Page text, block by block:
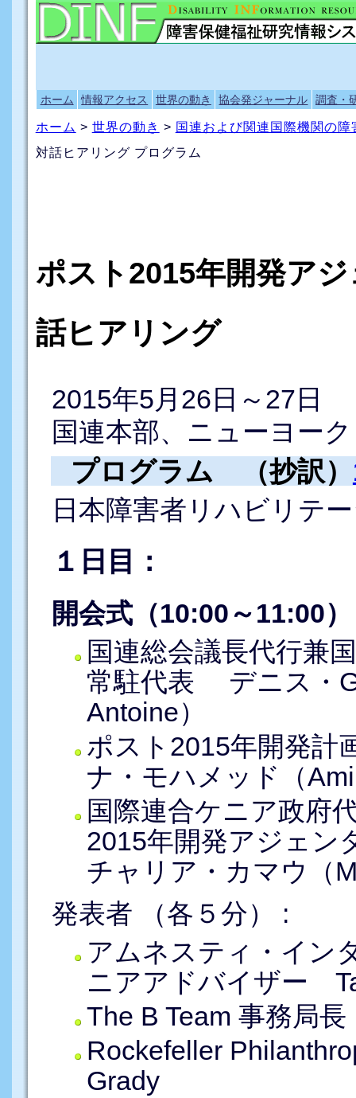
ホーム 情報アクセス 世界の動き 協会発ジャーナル 調査・
ホーム > 世界の動き > 国連および関連国際機関の
対話ヒアリング プログラム
ポスト2015年開発ア
話ヒアリング
2015年5月26日～27日
国連本部、ニューヨーク
プログラム （抄訳）
日本障害者リハビリテ
１日目：
開会式（10:00～11:00）
国連総会議長代行兼
常駐代表 デニス・
Antoine）
ポスト2015年開発
ナ・モハメッド（
国際連合ケニア政府
2015年開発アジェ
チャリア・カマウ（
発表者 （各５分） :
アムネスティ・イン
ニアアドバイザー
The B Team 事務局
Rockefeller
Grady